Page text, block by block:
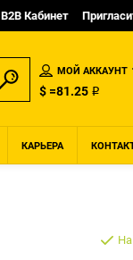
B2B Кабинет
МОЙ АККАУНТ
$ =81.25 ₽
КАРЬЕРА